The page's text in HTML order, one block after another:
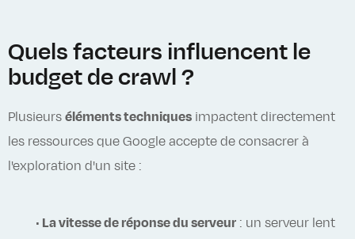
Quels facteurs influencent le
budget de crawl ?
Plusieurs éléments techniques impactent directement
les ressources que Google accepte de consacrer à
l'exploration d'un site :
• La vitesse de réponse du serveur : un serveur lent